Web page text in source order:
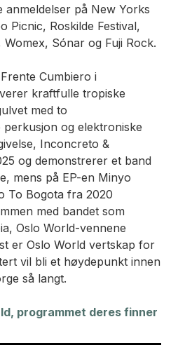
anmeldelser på New Yorks
Picnic, Roskilde Festival,
Womex, Sónar og Fuji Rock.
Cumbiero i
kraftfulle tropiske
med to
perkusjon og elektroniske
Inconcreto &
og demonstrerer et band
mens på EP-en Minyo
To Bogota fra 2020
med bandet som
Oslo World-vennene
er Oslo World vertskap for
vil bli et høydepunkt innen
så langt.
programmet deres finner